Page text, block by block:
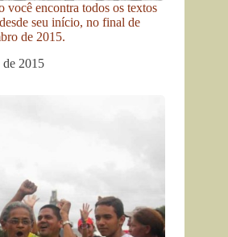
você encontra todos os textos
seu início, no final de
de 2015.
de 2015